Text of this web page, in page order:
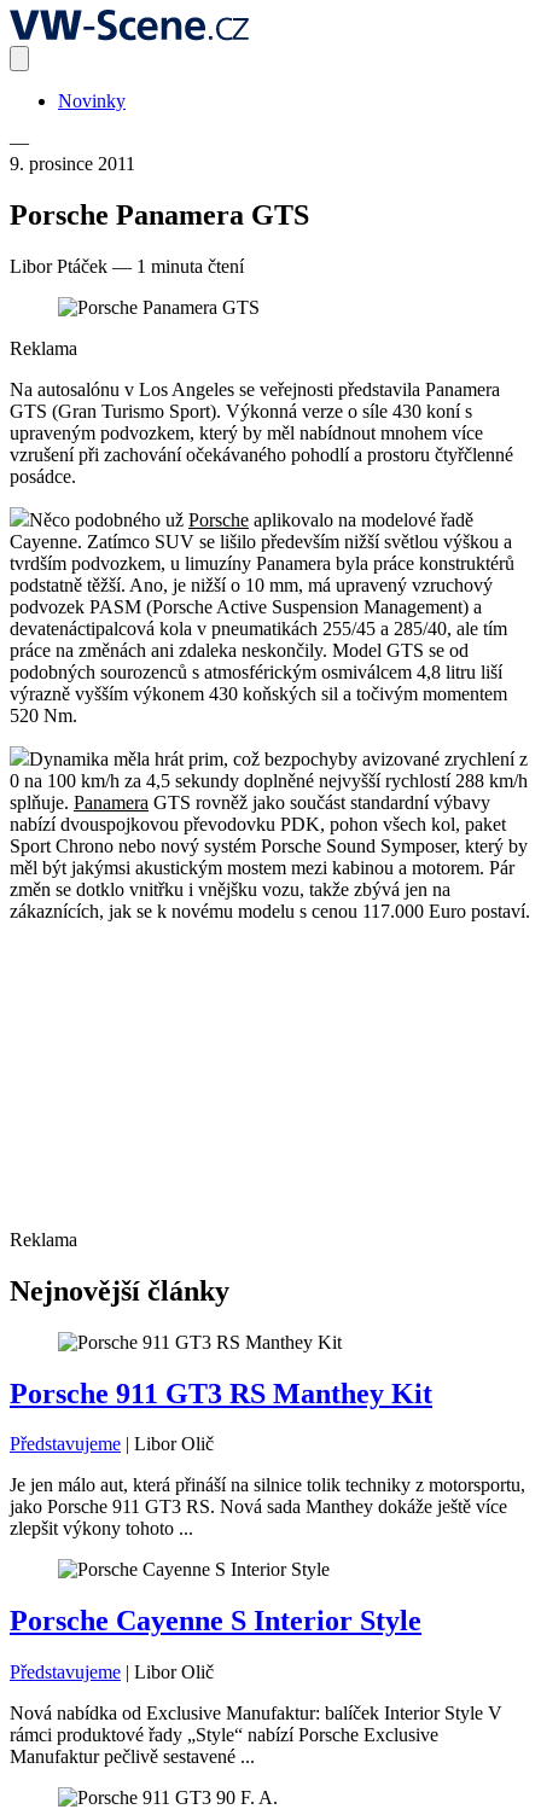
Novinky
—
9. prosince 2011
Porsche Panamera GTS
Libor Ptáček — 1 minuta čtení
Reklama
Na autosalónu v Los Angeles se veřejnosti představila Panamera
GTS (Gran Turismo Sport). Výkonná verze o síle 430 koní s
upraveným podvozkem, který by měl nabídnout mnohem více
vzrušení při zachování očekávaného pohodlí a prostoru čtyřčlenné
posádce.
Něco podobného už Porsche aplikovalo na modelové řadě
Cayenne. Zatímco SUV se lišilo především nižší světlou výškou a
tvrdším podvozkem, u limuzíny Panamera byla práce konstruktérů
podstatně těžší. Ano, je nižší o 10 mm, má upravený vzruchový
podvozek PASM (Porsche Active Suspension Management) a
devatenáctipalcová kola v pneumatikách 255/45 a 285/40, ale tím
práce na změnách ani zdaleka neskončily. Model GTS se od
podobných sourozenců s atmosférickým osmiválcem 4,8 litru liší
výrazně vyšším výkonem 430 koňských sil a točivým momentem
520 Nm.
Dynamika měla hrát prim, což bezpochyby avizované zrychlení z
0 na 100 km/h za 4,5 sekundy doplněné nejvyšší rychlostí 288 km/h
splňuje. Panamera GTS rovněž jako součást standardní výbavy
nabízí dvouspojkovou převodovku PDK, pohon všech kol, paket
Sport Chrono nebo nový systém Porsche Sound Symposer, který by
měl být jakýmsi akustickým mostem mezi kabinou a motorem. Pár
změn se dotklo vnitřku i vnějšku vozu, takže zbývá jen na
zákaznících, jak se k novému modelu s cenou 117.000 Euro postaví.
Reklama
Nejnovější články
Porsche 911 GT3 RS Manthey Kit
Představujeme | Libor Olič
Je jen málo aut, která přináší na silnice tolik techniky z motorsportu,
jako Porsche 911 GT3 RS. Nová sada Manthey dokáže ještě více
zlepšit výkony tohoto ...
Porsche Cayenne S Interior Style
Představujeme | Libor Olič
Nová nabídka od Exclusive Manufaktur: balíček Interior Style V
rámci produktové řady „Style“ nabízí Porsche Exclusive
Manufaktur pečlivě sestavené ...